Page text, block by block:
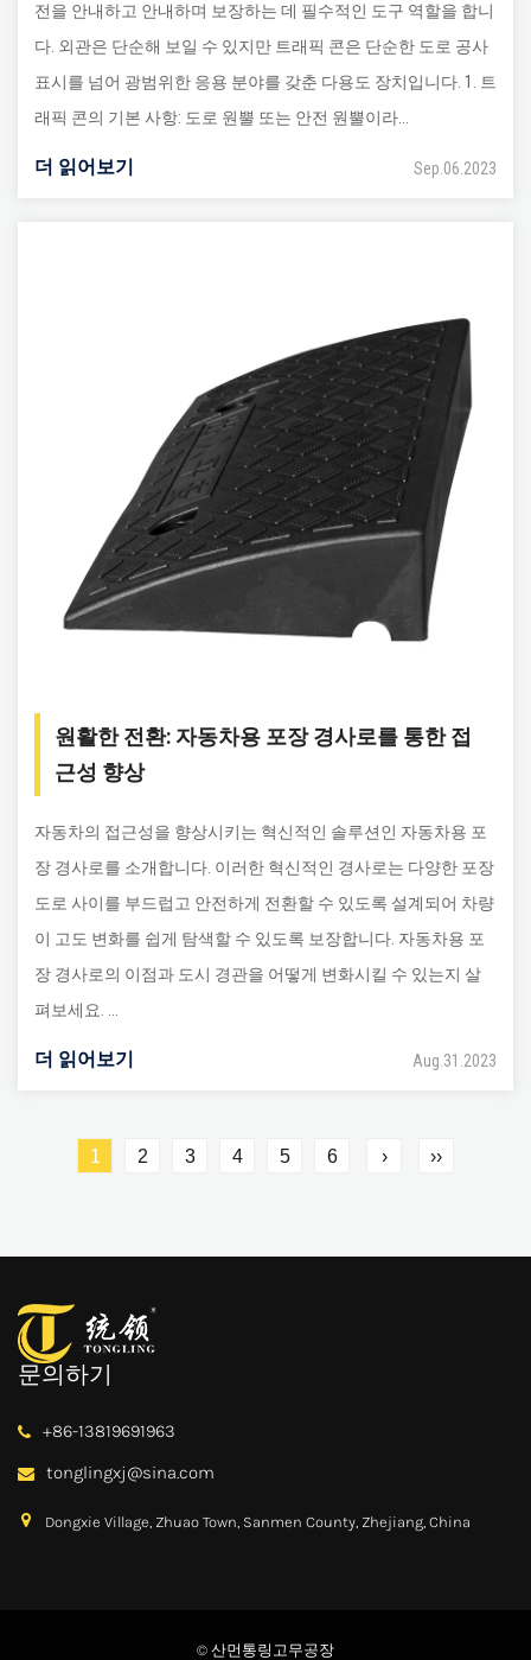
전을 안내하고 안내하며 보장하는 데 필수적인 도구 역할을 합니
다. 외관은 단순해 보일 수 있지만 트래픽 콘은 단순한 도로 공사
표시를 넘어 광범위한 응용 분야를 갖춘 다용도 장치입니다. 1. 트
래픽 콘의 기본 사항: 도로 원뿔 또는 안전 원뿔이라...
더 읽어보기 Sep.06.2023
원활한 전환: 자동차용 포장 경사로를 통한 접
근성 향상
자동차의 접근성을 향상시키는 혁신적인 솔루션인 자동차용 포
장 경사로를 소개합니다. 이러한 혁신적인 경사로는 다양한 포장
도로 사이를 부드럽고 안전하게 전환할 수 있도록 설계되어 차량
이 고도 변화를 쉽게 탐색할 수 있도록 보장합니다. 자동차용 포
장 경사로의 이점과 도시 경관을 어떻게 변화시킬 수 있는지 살
펴보세요. ...
더 읽어보기 Aug.31.2023
1 2 3 4 5 6 › ››
문의하기
+86-13819691963
tonglingxj@sina.com
Dongxie Village, Zhuao Town, Sanmen County, Zhejiang, China
© 산먼통링고무공장